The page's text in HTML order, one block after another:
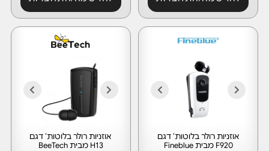
אוזניות רולר בלוטות’ דגם
F920 מבית Fineblue
אוזניות רולר בלוטות’ דגם
H13 מבית BeeTech